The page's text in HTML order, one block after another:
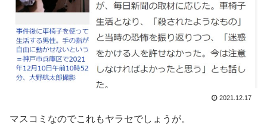
2021.12.17
マスコミなのでこれもヤラセでしょうが。